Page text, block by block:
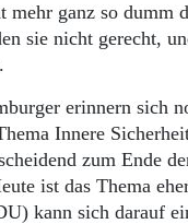
mehr ganz so dumm
sie nicht gerecht,
erinnern sich
Innere
zum Ende
ist das Thema
kann sich darauf